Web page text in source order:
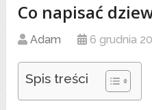
Co napisać
Adam 6 grudnia
Spis treści